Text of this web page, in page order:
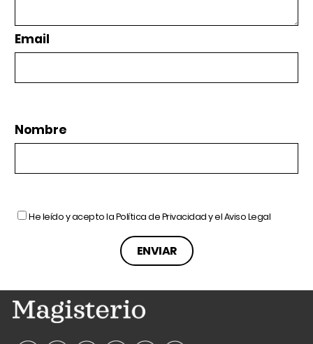
Email
Nombre
He leído y acepto laPolítica de Privacidady elAviso Legal